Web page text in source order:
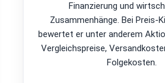
Finanzierung und
Zusammenhänge. Bei Preis-
bewertet er unter anderem
Vergleichspreise,
Folgekosten.